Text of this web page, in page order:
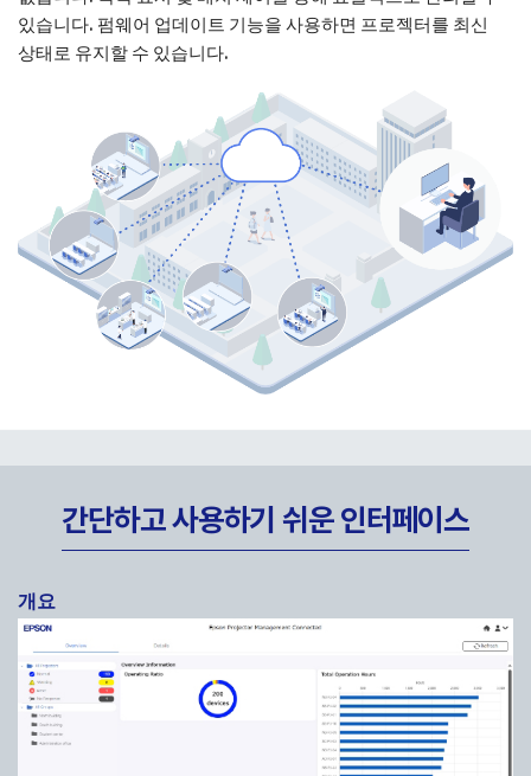
있습니다. 펌웨어 업데이트 기능을 사용하면 프로젝터를 최신
상태로 유지할 수 있습니다.
간단하고 사용하기 쉬운 인터페이스
개요